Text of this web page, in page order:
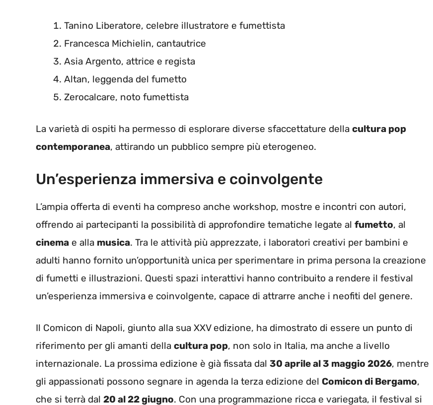
Tanino Liberatore, celebre illustratore e fumettista
Francesca Michielin, cantautrice
Asia Argento, attrice e regista
Altan, leggenda del fumetto
Zerocalcare, noto fumettista
La varietà di ospiti ha permesso di esplorare diverse sfaccettature della cultura pop
contemporanea, attirando un pubblico sempre più eterogeneo.
Un’esperienza immersiva e coinvolgente
L’ampia offerta di eventi ha compreso anche workshop, mostre e incontri con autori,
offrendo ai partecipanti la possibilità di approfondire tematiche legate al fumetto, al
cinema e alla musica. Tra le attività più apprezzate, i laboratori creativi per bambini e
adulti hanno fornito un’opportunità unica per sperimentare in prima persona la creazione
di fumetti e illustrazioni. Questi spazi interattivi hanno contribuito a rendere il festival
un’esperienza immersiva e coinvolgente, capace di attrarre anche i neofiti del genere.
Il Comicon di Napoli, giunto alla sua XXV edizione, ha dimostrato di essere un punto di
riferimento per gli amanti della cultura pop, non solo in Italia, ma anche a livello
internazionale. La prossima edizione è già fissata dal 30 aprile al 3 maggio 2026, mentre
gli appassionati possono segnare in agenda la terza edizione del Comicon di Bergamo,
che si terrà dal 20 al 22 giugno. Con una programmazione ricca e variegata, il festival si